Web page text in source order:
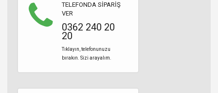
TELEFONDA SİPARİŞ
VER
0362 240 20
20
Tıklayın, telefonunuzu
bırakın. Sizi arayalım.